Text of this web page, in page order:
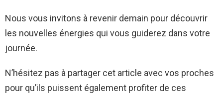
Nous vous invitons à revenir demain pour découvrir
les nouvelles énergies qui vous guiderez dans votre
journée.
N’hésitez pas à partager cet article avec vos proches
pour qu’ils puissent également profiter de ces